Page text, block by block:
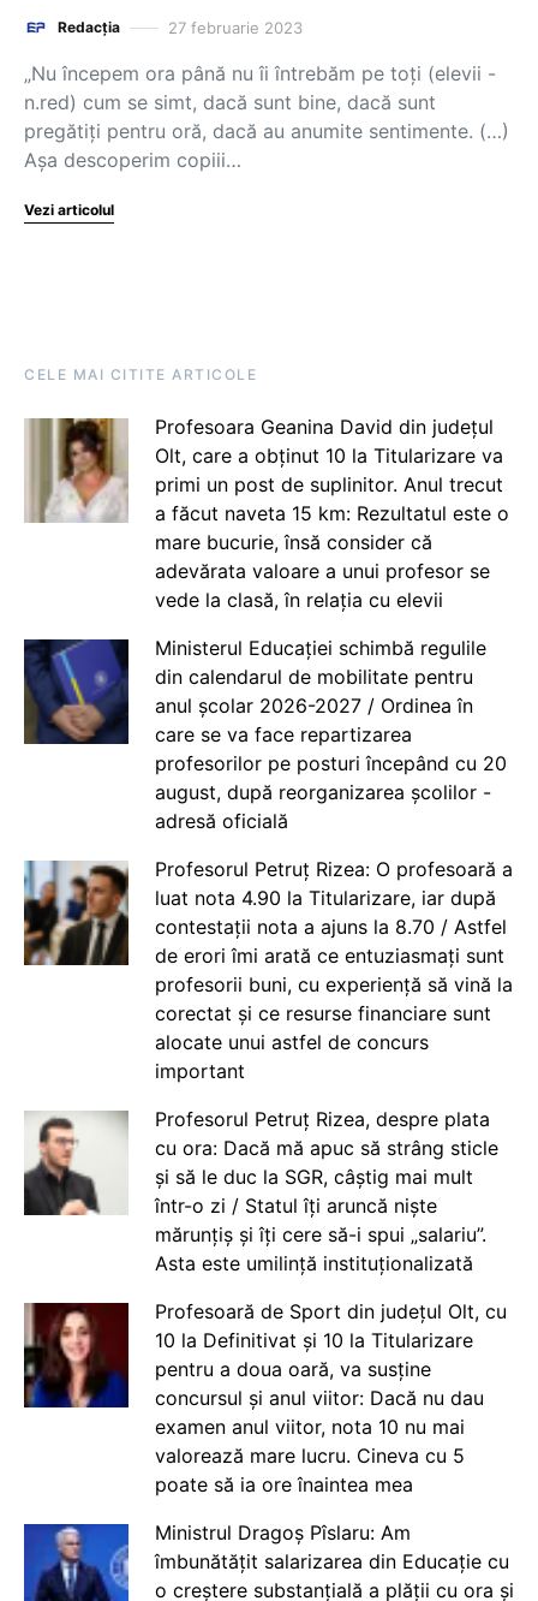
Redacția 27 februarie 2023
„Nu începem ora până nu îi întrebăm pe toți (elevii -
n.red) cum se simt, dacă sunt bine, dacă sunt
pregătiți pentru oră, dacă au anumite sentimente. (…)
Așa descoperim copiii…
Vezi articolul
CELE MAI CITITE ARTICOLE
Profesoara Geanina David din județul
Olt, care a obținut 10 la Titularizare va
primi un post de suplinitor. Anul trecut
a făcut naveta 15 km: Rezultatul este o
mare bucurie, însă consider că
adevărata valoare a unui profesor se
vede la clasă, în relația cu elevii
Ministerul Educației schimbă regulile
din calendarul de mobilitate pentru
anul școlar 2026-2027 / Ordinea în
care se va face repartizarea
profesorilor pe posturi începând cu 20
august, după reorganizarea școlilor -
adresă oficială
Profesorul Petruț Rizea: O profesoară a
luat nota 4.90 la Titularizare, iar după
contestații nota a ajuns la 8.70 / Astfel
de erori îmi arată ce entuziasmați sunt
profesorii buni, cu experiență să vină la
corectat și ce resurse financiare sunt
alocate unui astfel de concurs
important
Profesorul Petruț Rizea, despre plata
cu ora: Dacă mă apuc să strâng sticle
și să le duc la SGR, câștig mai mult
într-o zi / Statul îți aruncă niște
mărunțiș și îți cere să-i spui „salariu”.
Asta este umilință instituționalizată
Profesoară de Sport din județul Olt, cu
10 la Definitivat și 10 la Titularizare
pentru a doua oară, va susține
concursul și anul viitor: Dacă nu dau
examen anul viitor, nota 10 nu mai
valorează mare lucru. Cineva cu 5
poate să ia ore înaintea mea
Ministrul Dragoș Pîslaru: Am
îmbunătățit salarizarea din Educație cu
o creștere substanțială a plății cu ora și